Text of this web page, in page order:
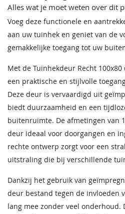
EAN code
Alles wat je moet weten over dit
Voeg deze functionele en
aan uw tuinhek en geniet van de
gemakkelijke toegang tot uw
Met de Tuinhekdeur Recht
een praktische en stijlvolle
Deze deur is vervaardigd uit
biedt duurzaamheid en een
buitenruimte. De afmetingen van
deur ideaal voor doorgangen en
rechte ontwerp zorgt voor een
uitstraling die bij verschillende
Dankzij het gebruik van
deur bestand tegen de invloeden
lang mee zonder veel onderhoud.